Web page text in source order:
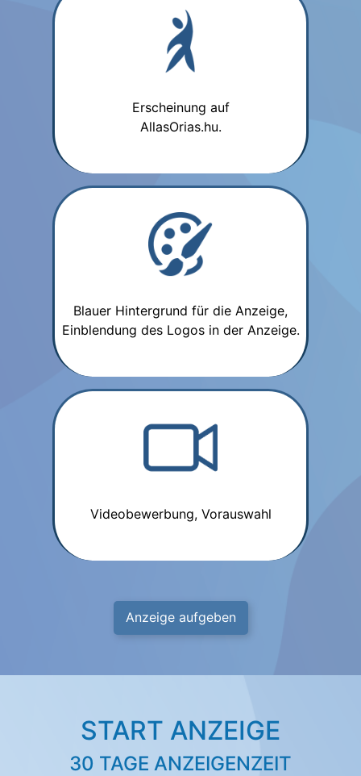
Erscheinung auf
AllasOrias.hu.
Blauer Hintergrund für die Anzeige,
Einblendung des Logos in der Anzeige.
Videobewerbung, Vorauswahl
Anzeige aufgeben
START ANZEIGE
30 TAGE ANZEIGENZEIT